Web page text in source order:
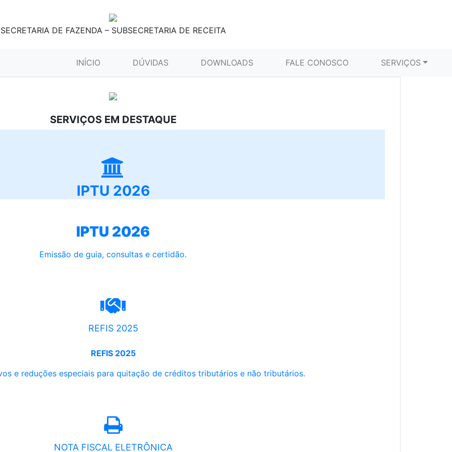
SECRETARIA DE FAZENDA – SUBSECRETARIA DE RECEITA
INÍCIO (CURRENT)DÚVIDAS DOWNLOADS FALE CONOSCO SERVIÇOS
SERVIÇOS EM DESTAQUE
IPTU 2026
IPTU 2026
Emissão de guia, consultas e certidão.
REFIS 2025
REFIS 2025
e reduções especiais para quitação de créditos tributários e não tributários.
NOTA FISCAL ELETRÔNICA